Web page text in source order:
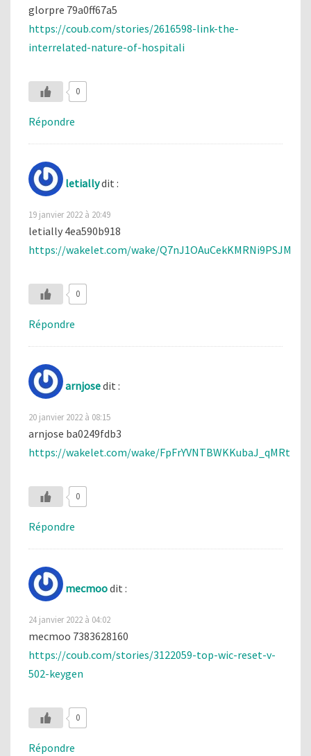
glorpre 79a0ff67a5
https://coub.com/stories/2616598-link-the-
interrelated-nature-of-hospitali
0
Répondre
letiallydit :
19 janvier 2022 à 20:49
letially 4ea590b918
https://wakelet.com/wake/Q7nJ1OAuCekKMRNi9PSJM
0
Répondre
arnjosedit :
20 janvier 2022 à 08:15
arnjose ba0249fdb3
https://wakelet.com/wake/FpFrYVNTBWKKubaJ_qMRt
0
Répondre
mecmoodit :
24 janvier 2022 à 04:02
mecmoo 7383628160
https://coub.com/stories/3122059-top-wic-reset-v-
502-keygen
0
Répondre